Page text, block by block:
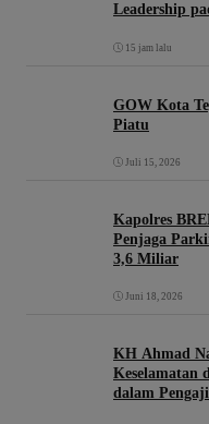
Leadership
15 jam lalu
GOW Kota
Piatu
Juli 15, 2026
Kapolres
Penjaga
3,6 Miliar
Juni 18, 2026
KH Ahmad
Keselamatan
dalam